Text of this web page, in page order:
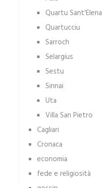
Quartu Sant'Elena
Quartucciu
Sarroch
Selargius
Sestu
Sinnai
Uta
Villa San Pietro
Cagliari
Cronaca
economia
fede e religiosità